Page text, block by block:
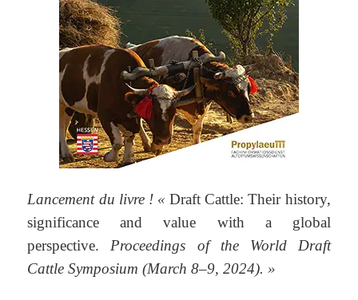
Lancement du livre ! «Draft Cattle: Their history,
significance and value with a global
perspective.Proceedings of the World Draft
Cattle Symposium (March 8–9, 2024). »